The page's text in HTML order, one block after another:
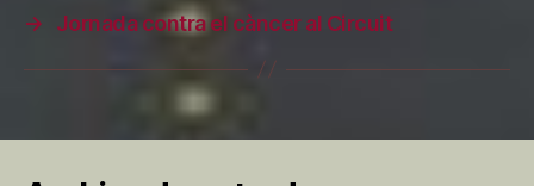
→
Jornada contra el càncer al Circuit